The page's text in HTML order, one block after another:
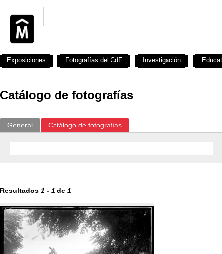
Catálogo de fotografías
General Catálogo de fotografías
Resultados 1 - 1 de 1
Exposiciones Fotografías del CdF Investigación